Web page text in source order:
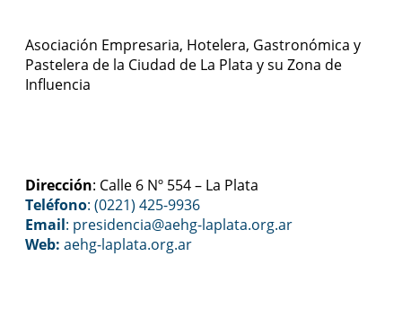
Asociación Empresaria, Hotelera, Gastronómica y
Pastelera de la Ciudad de La Plata y su Zona de
Influencia
Dirección: Calle 6 Nº 554 – La Plata
Teléfono: (0221) 425-9936
Email: presidencia@aehg-laplata.org.ar
Web: aehg-laplata.org.ar